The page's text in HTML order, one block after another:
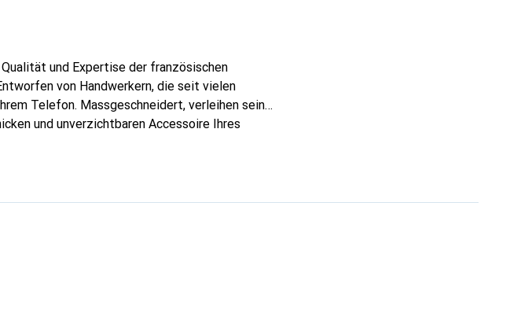
und Expertise der französischen
von Handwerkern, die seit vielen
Telefon. Massgeschneidert, verleihen seine
und unverzichtbaren Accessoire Ihres